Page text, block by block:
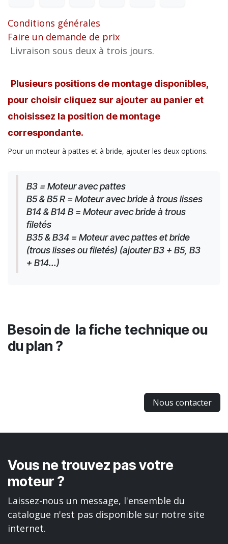
Conditions générales
Faire un demande de prix
Livraison sous deux à trois jours.
Plusieurs positions de montage disponibles,
pour choisir cliquez sur ajouter au panier et
choisissez la position de montage
correspondante.
Pour un moteur à pattes et à bride, ajouter les deux options.
B3 = Moteur avec pattes
B5 & B5 R = Moteur avec bride à trous lisses
B14 & B14 B = Moteur avec bride à trous
filetés
B35 & B34 = Moteur avec pattes et bride
(trous lisses ou filetés) (ajouter B3 + B5, B3
+ B14...)
Besoin de la fiche technique ou
du plan ?
Nous contacter
Vous ne trouvez pas votre
moteur ?
Laissez-nous un message, l'ensemble du
catalogue n'est pas disponible sur notre site
internet.